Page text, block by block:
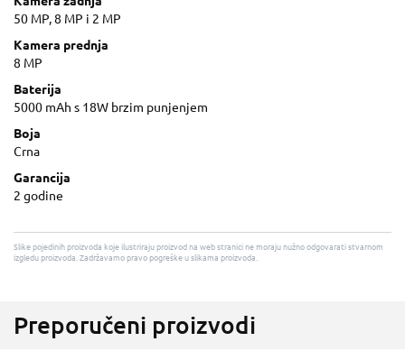
50 MP, 8 MP i 2 MP
Kamera prednja
8 MP
Baterija
5000 mAh s 18W brzim punjenjem
Boja
Crna
Garancija
2 godine
Slike pojedinih proizvoda koje ilustriraju proizvod na web stranici ne moraju nužno odgovarati stvarnom
izgledu proizvoda. Zadržavamo pravo pogreške u slikama proizvoda.
Preporučeni proizvodi